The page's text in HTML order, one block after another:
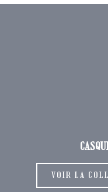
VOIR LA